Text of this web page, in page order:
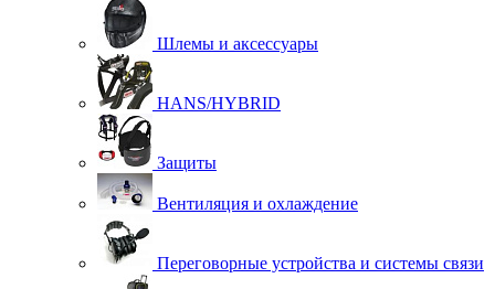
Шлемы и аксессуары
HANS/HYBRID
Защиты
Вентиляция и охлаждение
Переговорные устройства и системы связи